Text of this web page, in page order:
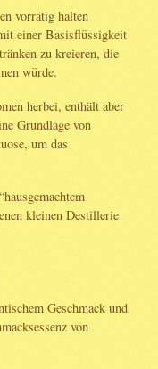
vorrätig halten
einer Basisflüssigkeit
zu kreieren, die
würde.
herbei, enthält aber
Grundlage von
um das
kleinen Destillerie
Geschmack und
von